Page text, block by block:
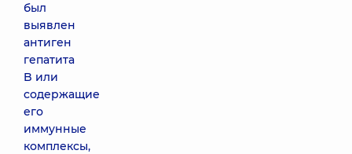
был
выявлен
антиген
гепатита
B или
содержащие
его
иммунные
комплексы,